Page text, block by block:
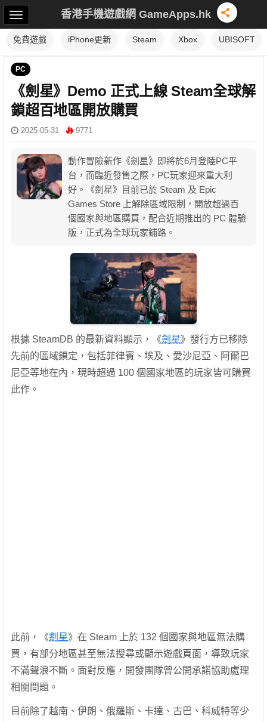
香港手機遊戲網 GameApps.hk
免費遊戲 iPhone更新 Steam Xbox UBISOFT
PC
《劍星》Demo 正式上線 Steam全球解
鎖超百地區開放購買
2025-05-31 9771
動作冒險新作《劍星》即將於6月登陸PC平
台，而臨近發售之際，PC玩家迎來重大利
好。《劍星》目前已於 Steam 及 Epic
Games Store 上解除區域限制，開放超過百
個國家與地區購買，配合近期推出的 PC 體驗
版，正式為全球玩家鋪路。
根據 SteamDB 的最新資料顯示，《劍星》發行方已移除
先前的區域鎖定，包括菲律賓、埃及、愛沙尼亞、阿爾巴
尼亞等地在內，現時超過 100 個國家地區的玩家皆可購買
此作。
此前，《劍星》在 Steam 上於 132 個國家與地區無法購
買，有部分地區甚至無法搜尋或顯示遊戲頁面，導致玩家
不滿聲浪不斷。面對反應，開發團隊曾公開承諾協助處理
相關問題。
目前除了越南、伊朗、俄羅斯、卡達、古巴、科威特等少